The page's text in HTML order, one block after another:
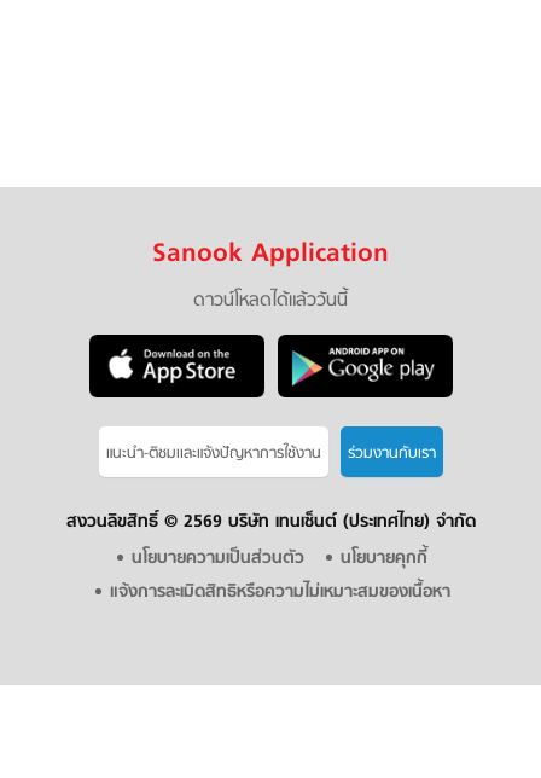
Sanook Application
ดาวน์โหลดได้แล้ววันนี้
แนะนำ-ติชมเเละแจ้งปัญหาการใช้งาน ร่วมงานกับเรา
สงวนลิขสิทธิ์ © 2569 บริษัท เทนเซ็นต์ (ประเทศไทย) จำกัด
นโยบายความเป็นส่วนตัว
นโยบายคุกกี้
แจ้งการละเมิดสิทธิหรือความไม่เหมาะสมของเนื้อหา